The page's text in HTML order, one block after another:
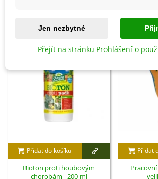
Přidat do košíku
Bioton proti houbovým
chorobám - 200 ml
Přidat
Jen nezbytné
Přejít na stránku Prohlášení o